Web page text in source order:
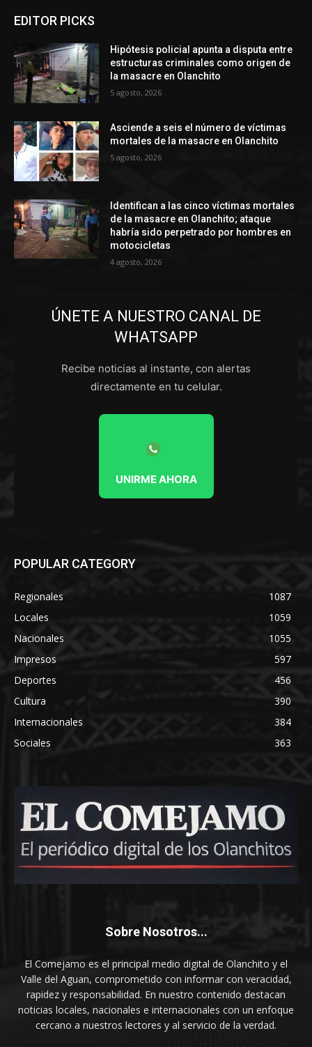
EDITOR PICKS
Hipótesis policial apunta a disputa entre
estructuras criminales como origen de
la masacre en Olanchito
5 agosto, 2026
Asciende a seis el número de víctimas
mortales de la masacre en Olanchito
5 agosto, 2026
Identifican a las cinco víctimas mortales
de la masacre en Olanchito; ataque
habría sido perpetrado por hombres en
motocicletas
4 agosto, 2026
ÚNETE A NUESTRO CANAL DE
WHATSAPP
Recibe noticias al instante, con alertas
directamente en tu celular.
UNIRME AHORA
POPULAR CATEGORY
Regionales
1087
Locales
1059
Nacionales
1055
Impresos
597
Deportes
456
Cultura
390
Internacionales
384
Sociales
363
Sobre Nosotros...
El Comejamo es el principal medio digital de Olanchito y el
Valle del Aguan, comprometido con informar con veracidad,
rapidez y responsabilidad. En nuestro contenido destacan
noticias locales, nacionales e internacionales con un enfoque
cercano a nuestros lectores y al servicio de la verdad.